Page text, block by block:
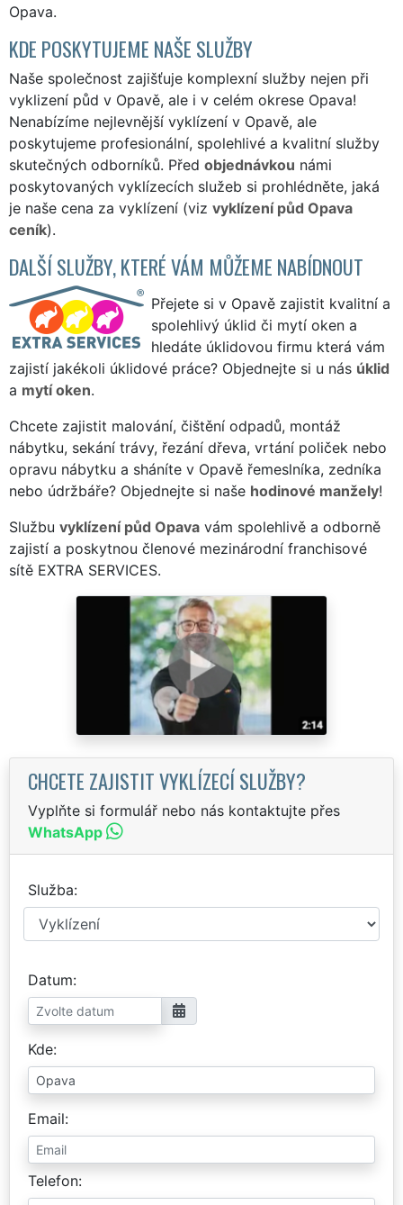
Opava.
KDE POSKYTUJEME NAŠE SLUŽBY
Naše společnost zajišťuje komplexní služby nejen při
vyklizení půd v Opavě, ale i v celém okrese Opava!
Nenabízíme nejlevnější vyklízení v Opavě, ale
poskytujeme profesionální, spolehlivé a kvalitní služby
skutečných odborníků. Před objednávkou námi
poskytovaných vyklízecích služeb si prohlédněte, jaká
je naše cena za vyklízení (viz vyklízení půd Opava
ceník).
DALŠÍ SLUŽBY, KTERÉ VÁM MŮŽEME NABÍDNOUT
Přejete si v Opavě zajistit kvalitní a
spolehlivý úklid či mytí oken a
hledáte úklidovou firmu která vám
zajistí jakékoli úklidové práce? Objednejte si u nás úklid
a mytí oken.
Chcete zajistit malování, čištění odpadů, montáž
nábytku, sekání trávy, řezání dřeva, vrtání poliček nebo
opravu nábytku a sháníte v Opavě řemeslníka, zedníka
nebo údržbáře? Objednejte si naše hodinové manžely!
Službu vyklízení půd Opava vám spolehlivě a odborně
zajistí a poskytnou členové mezinárodní franchisové
sítě EXTRA SERVICES.
CHCETE ZAJISTIT VYKLÍZECÍ SLUŽBY?
Vyplňte si formulář nebo nás kontaktujte přes
WhatsApp
Služba
Datum
Kde
Email
Telefon